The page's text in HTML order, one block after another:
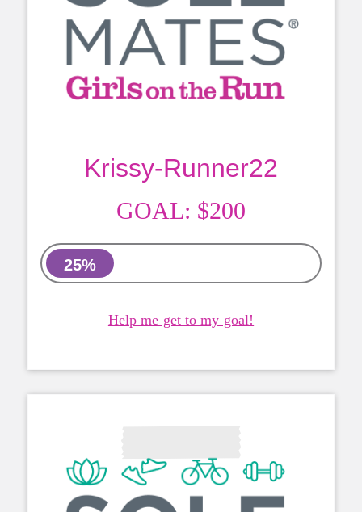
Krissy-Runner22
GOAL: $200
25%
Help me get to my goal!